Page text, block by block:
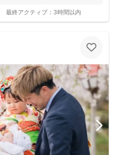
最終アクティブ： 3時間以内